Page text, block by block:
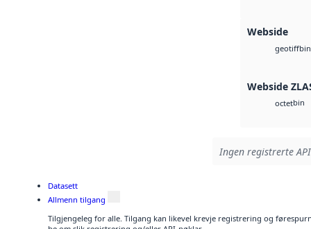
Webside
geotiffbin
Webside
octetbin
Ingen registrerte
Datasett
Allmenn tilgang
Tilgjengeleg for alle. Tilgang kan likevel krevje registrering og